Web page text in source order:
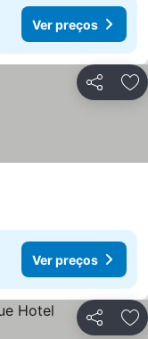
Ver preços
Partilhar
Ver preços
Partilhar